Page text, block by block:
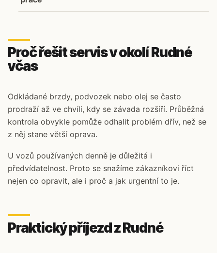
Proč řešit servis v okolí Rudné
včas
Odkládané brzdy, podvozek nebo olej se často
prodraží až ve chvíli, kdy se závada rozšíří. Průběžná
kontrola obvykle pomůže odhalit problém dřív, než se
z něj stane větší oprava.
U vozů používaných denně je důležitá i
předvídatelnost. Proto se snažíme zákazníkovi říct
nejen co opravit, ale i proč a jak urgentní to je.
Praktický příjezd z Rudné